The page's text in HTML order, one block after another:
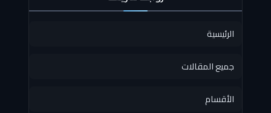
الرئيسية
جميع المقالات
الأقسام